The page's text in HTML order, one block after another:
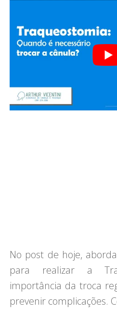
No post de hoje,
para realizar a
importância da troca
prevenir complicações.